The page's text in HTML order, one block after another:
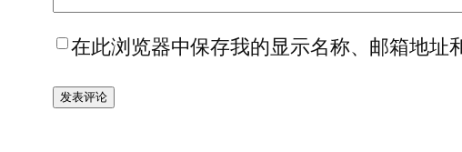
在此浏览器中保存我的显示名称、邮箱地址